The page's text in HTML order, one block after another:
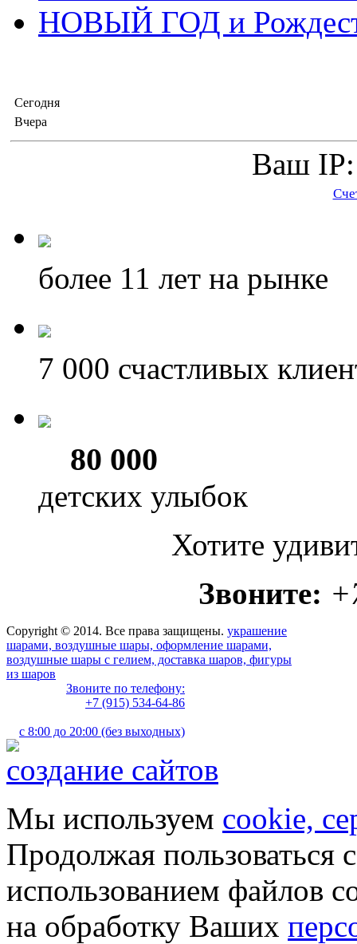
НОВЫЙ ГОД и
Сегодня
Вчера
Ваш IP:
более 11 лет на рынке
7 000 счастливых
80 000
детских улыбок
Хотите
Звоните:
Copyright © 2014. Все права защищены. украшение
шарами, воздушные шары, оформление шарами,
воздушные шары с гелием, доставка шаров, фигуры
из шаров
Звоните по телефону:
+7 (915) 534-64-86
с 8:00 до 20:00 (без выходных)
создание сайтов
Мы используем cookie,
Продолжая пользоваться
использованием файлов
на обработку Ваших